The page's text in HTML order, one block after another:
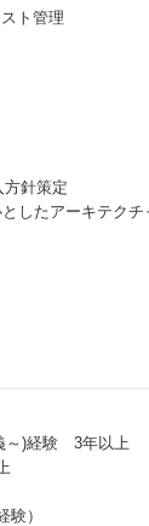
ト管理
方針策定
したアーキテクチ
～)経験 3年以上
験）